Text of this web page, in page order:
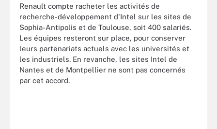
Renault compte racheter les activités de
recherche-développement d'Intel sur les sites de
Sophia-Antipolis et de Toulouse, soit 400 salariés.
Les équipes resteront sur place, pour conserver
leurs partenariats actuels avec les universités et
les industriels. En revanche, les sites Intel de
Nantes et de Montpellier ne sont pas concernés
par cet accord.